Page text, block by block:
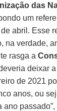
das
um
abril. Esse
na verdade,
rasga a
deixar
de 2021
anos, ou
ano